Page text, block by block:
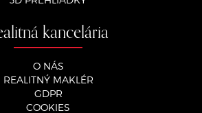
kancelária
O NÁS
REALITNÝ MAKLÉR
GDPR
COOKIES